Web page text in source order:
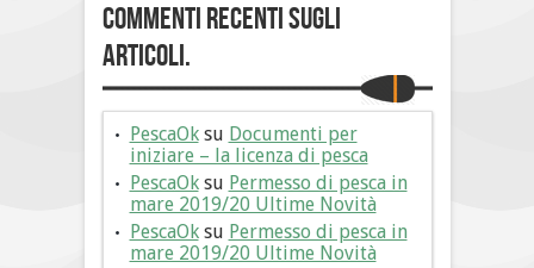
Commenti Recenti sugli
articoli.
PescaOksu Documenti per
iniziare – la licenza di pesca
PescaOksu Permesso di pesca in
mare 2019/20 Ultime Novità
PescaOksu Permesso di pesca in
mare 2019/20 Ultime Novità